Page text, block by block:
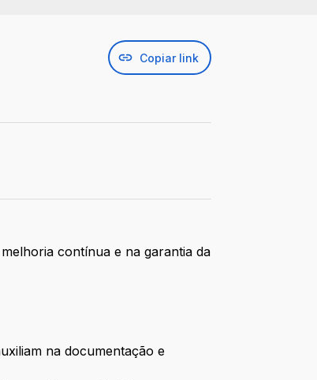
Copiar link
contínua e na garantia da
na documentação e